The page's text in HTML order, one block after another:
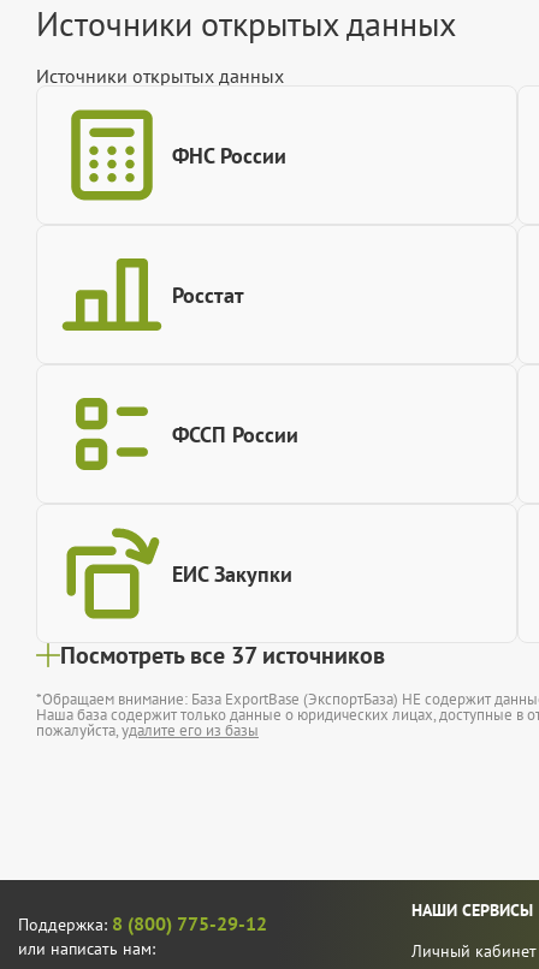
Источники открытых данных
Источники открытых данных
ФНС России
Росстат
ФССП России
ЕИС Закупки
Посмотреть все 37 источников
*Обращаем внимание: База ExportBase (ЭкспортБаза) НЕ содержит
Наша база содержит только данные о юридических лицах, доступные в
пожалуйста,удалите его из базы
Поддержка: 8 (800) 775-29-12
или написать нам:
НАШИ СЕРВИСЫ
Личный кабинет